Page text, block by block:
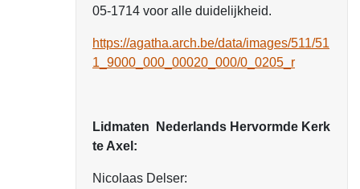
05-1714 voor alle duidelijkheid.
https://agatha.arch.be/data/images/511/51
1_9000_000_00020_000/0_0205_r
Lidmaten Nederlands Hervormde Kerk
te Axel:
Nicolaas Delser: